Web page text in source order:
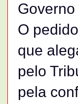
O
que
pelo
pela